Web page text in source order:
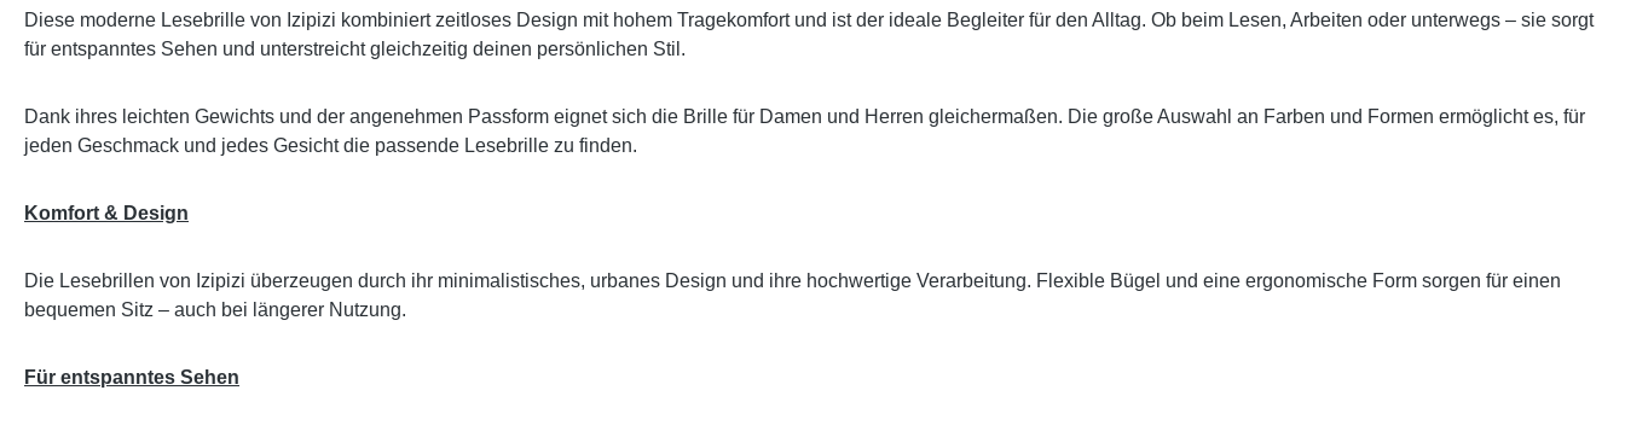
Diese moderne Lesebrille von Izipizi kombiniert zeitloses Design mit hohem Tragekomfort und ist der ideale Begleiter für den Alltag. Ob beim Lesen, Arbeiten oder unterwegs – sie sorgt
für entspanntes Sehen und unterstreicht gleichzeitig deinen persönlichen Stil.
Dank ihres leichten Gewichts und der angenehmen Passform eignet sich die Brille für Damen und Herren gleichermaßen. Die große Auswahl an Farben und Formen ermöglicht es, für
jeden Geschmack und jedes Gesicht die passende Lesebrille zu finden.
Komfort & Design
Die Lesebrillen von Izipizi überzeugen durch ihr minimalistisches, urbanes Design und ihre hochwertige Verarbeitung. Flexible Bügel und eine ergonomische Form sorgen für einen
bequemen Sitz – auch bei längerer Nutzung.
Für entspanntes Sehen